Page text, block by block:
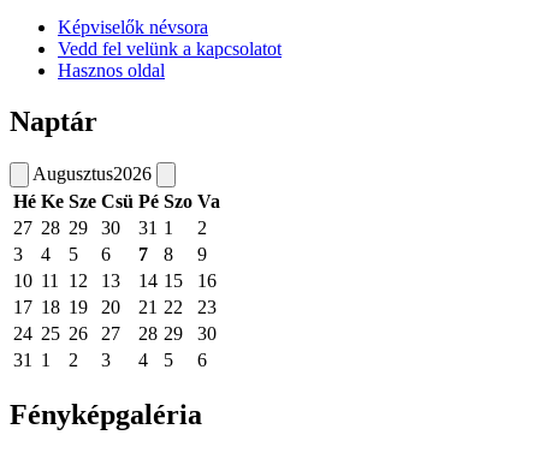
Képviselők névsora
Vedd fel velünk a kapcsolatot
Hasznos oldal
Naptár
Augusztus2026
Hé Ke Sze Csü Pé Szo Va
27 28 29 30 31 1
2
3
4 5 6 7 8
9
10 11 12 13 14 15
16
17 18 19 20 21 22
23
24 25 26 27 28 29
30
31
1 2 3 4 5 6
Fényképgaléria